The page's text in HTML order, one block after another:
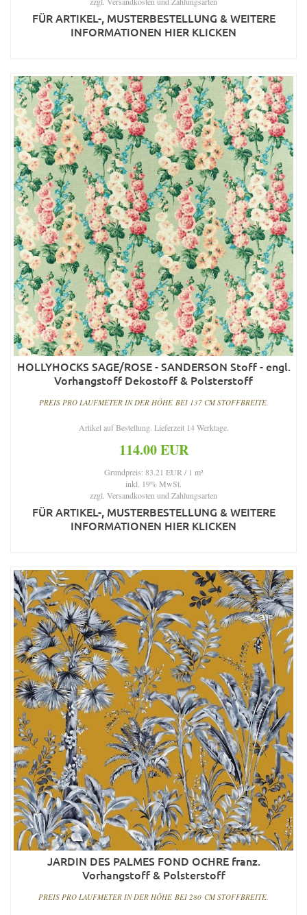
FÜR ARTIKEL-, MUSTERBESTELLUNG & WEITERE
INFORMATIONEN HIER KLICKEN
HOLLYHOCKS SAGE/ROSE - SANDERSON Stoff - engl.
Vorhangstoff Dekostoff & Polsterstoff
PREIS PRO LAUFMETER IN DER HÖHE BEI 137 CM STOFFBREITE.
Artikel auf Bestellung. Lieferzeit 14 Werktage.
114.00 EUR
Grundpreis: 83.21 EUR / 1 m²
inkl. 19% MwSt.
zzgl. Versandkosten und Zahlungsarten
FÜR ARTIKEL-, MUSTERBESTELLUNG & WEITERE
INFORMATIONEN HIER KLICKEN
JARDIN DES PALMES FOND OCHRE franz.
Vorhangstoff & Polsterstoff
PREIS PRO LAUFMETER IN DER HÖHE BEI 280 CM STOFFBREITE.